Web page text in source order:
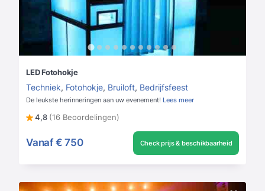
LED Fotohokje
Techniek, Fotohokje, Bruiloft, Bedrijfsfeest
De leukste herinneringen aan uw evenement! Lees meer
4,8 (16 Beoordelingen)
Vanaf € 750 Check prijs & beschikbaarheid